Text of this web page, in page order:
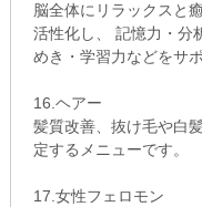
脳全体にリラックスと
活性化し、 記憶力・分
めき・学習力などをサ
16.ヘアー
髪質改善、抜け毛や白
定するメニューです。
17.女性フェロモン